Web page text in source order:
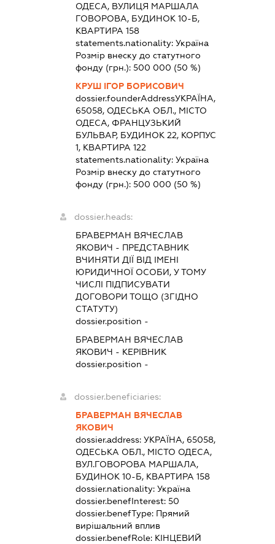
ОДЕСА, ВУЛИЦЯ МАРШАЛА
ГОВОРОВА, БУДИНОК 10-Б,
КВАРТИРА 158
statements.nationality:Україна
Розмір внеску до статутного
фонду (грн.):500 000 (50 %)
КРУШ ІГОР БОРИСОВИЧ
dossier.founderAddressУКРАЇНА,
65058, ОДЕСЬКА ОБЛ., МІСТО
ОДЕСА, ФРАНЦУЗЬКИЙ
БУЛЬВАР, БУДИНОК 22, КОРПУС
1, КВАРТИРА 122
statements.nationality:Україна
Розмір внеску до статутного
фонду (грн.):500 000 (50 %)
dossier.heads:
БРАВЕРМАН ВЯЧЕСЛАВ
ЯКОВИЧ - ПРЕДСТАВНИК
ВЧИНЯТИ ДІЇ ВІД ІМЕНІ
ЮРИДИЧНОЇ ОСОБИ, У ТОМУ
ЧИСЛІ ПІДПИСУВАТИ
ДОГОВОРИ ТОЩО (ЗГІДНО
СТАТУТУ)
dossier.position -
БРАВЕРМАН ВЯЧЕСЛАВ
ЯКОВИЧ - КЕРІВНИК
dossier.position -
dossier.beneficiaries:
БРАВЕРМАН ВЯЧЕСЛАВ
ЯКОВИЧ
dossier.address:УКРАЇНА, 65058,
ОДЕСЬКА ОБЛ., МІСТО ОДЕСА,
ВУЛ.ГОВОРОВА МАРШАЛА,
БУДИНОК 10-Б, КВАРТИРА 158
dossier.nationality:Україна
dossier.benefInterest:50
dossier.benefType: Прямий
вирішальний вплив
dossier.benefRole: КІНЦЕВИЙ